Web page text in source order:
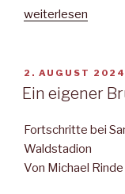
„Ein
rückt
näher“
weiterlesen
AM
2. AUGUST 2024
Ein eigener
Fortschritte bei
Waldstadion
Von Michael Rinde